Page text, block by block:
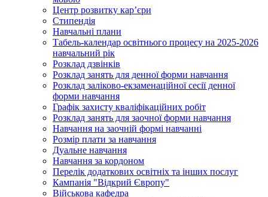
Центр розвитку кар’єри
Стипендія
Навчальні плани
Табель-календар освітнього процесу на 2025-2026
навчальний рік
Розклад дзвінків
Розклад занять для денної форми навчання
Розклад заліково-екзаменаційної сесії денної
форми навчання
Графік захисту кваліфікаційних робіт
Розклад занять для заочної форми навчання
Навчання на заочній формі навчанні
Розмір плати за навчання
Дуальне навчання
Навчання за кордоном
Перелік додаткових освітніх та інших послуг
Кампанія "Відкрий Європу"
Військова кафедра